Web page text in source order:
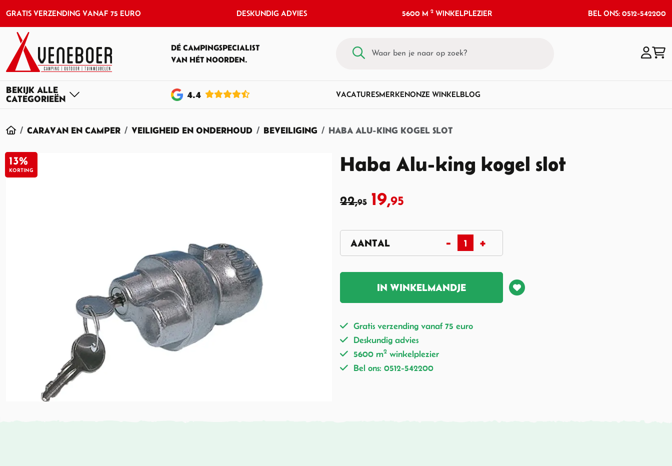
GRATIS VERZENDING VANAF 75 EURO DESKUNDIG ADVIES 5600 M2 WINKELPLEZIER BEL ONS: 0512-542200
DÉ CAMPINGSPECIALIST
VAN HÉT NOORDEN.
4.4 VACATURESMERKENONZE WINKELBLOG
HOME
CARAVAN EN CAMPER VEILIGHEID EN ONDERHOUD BEVEILIGING HABA ALU-KING KOGEL SLOT
13%
KORTING Haba Alu-king kogel slot
22,95 19,95
IN WINKELMANDJE
Gratis verzending vanaf 75 euro
Deskundig advies
5600 m2 winkelplezier
Bel ons: 0512-542200